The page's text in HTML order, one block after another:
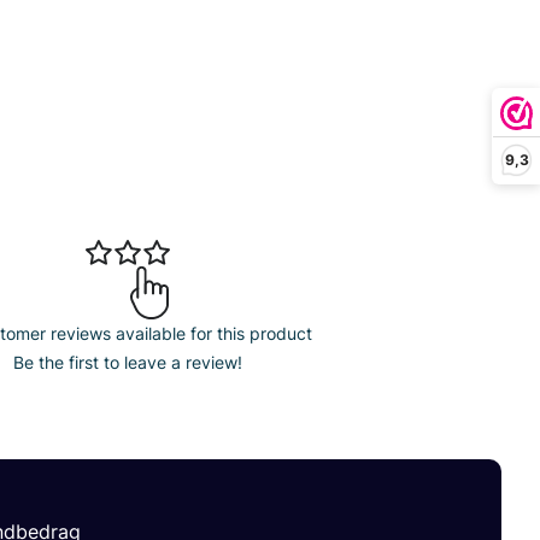
9,3
reviews available for this product
Be the first to leave a review!